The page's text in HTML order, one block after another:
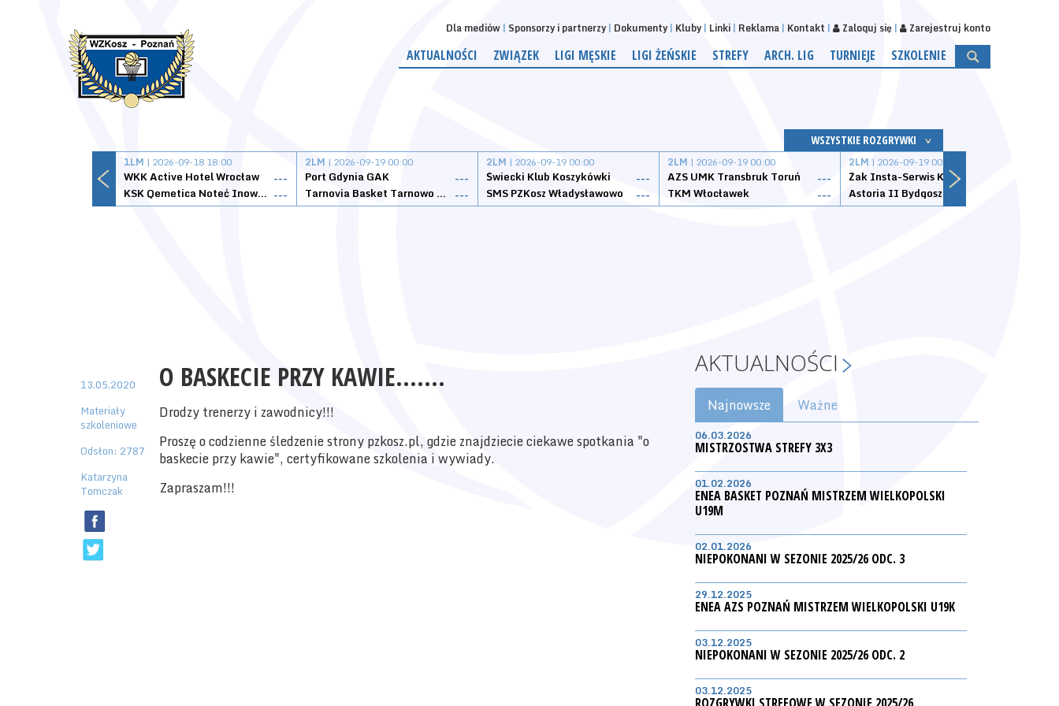
Dla mediów Sponsorzy i partnerzy Dokumenty Kluby Linki Reklama Kontakt Zaloguj się Zarejestruj konto
AKTUALNOŚCI ZWIĄZEK LIGI MĘSKIE LIGI ŻEŃSKIE STREFY ARCH. LIG TURNIEJE SZKOLENIE
WSZYSTKIE ROZGRYWKI
1LM | 2026-09-18 18:00
WKK Active Hotel Wrocław
---
KSK Qemetica Noteć Inowrocław ---
2LM | 2026-09-19 00:00
Port Gdynia GAK
---
Tarnovia Basket Tarnowo Podgórne ---
2LM | 2026-09-19 00:00
Świecki Klub Koszykówki
---
SMS PZKosz Władysławowo
---
2LM | 2026-09-19 00:00
AZS UMK Transbruk Toruń
---
TKM Włocławek
---
2LM | 2026-09-19 00:00
Żak Insta-Serwis Koszalin
Astoria II Bydgoszcz
13.05.2020
Materiały
szkoleniowe
Odsłon: 2787
Katarzyna
Tomczak
O BASKECIE PRZY KAWIE.......
Drodzy trenerzy i zawodnicy!!!
Proszę o codzienne śledzenie strony pzkosz.pl, gdzie znajdziecie ciekawe spotkania "o
baskecie przy kawie", certyfikowane szkolenia i wywiady.
Zapraszam!!!
AKTUALNOŚCI
Najnowsze Ważne
06.03.2026
MISTRZOSTWA STREFY 3X3
01.02.2026
ENEA BASKET POZNAŃ MISTRZEM WIELKOPOLSKI
U19M
02.01.2026
NIEPOKONANI W SEZONIE 2025/26 ODC. 3
29.12.2025
ENEA AZS POZNAŃ MISTRZEM WIELKOPOLSKI U19K
03.12.2025
NIEPOKONANI W SEZONIE 2025/26 ODC. 2
03.12.2025